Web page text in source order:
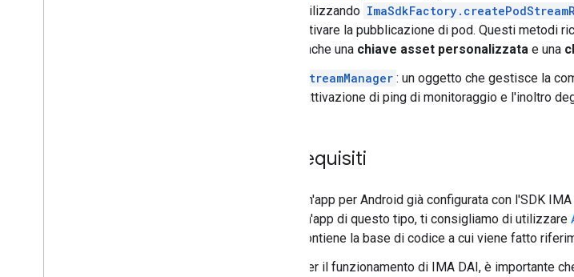
utilizzando
attivare la pubblicazione di pod. Questi metodi
anche una chiave asset personalizzata e una
StreamManager : un oggetto che gestisce la
l'attivazione di ping di monitoraggio e l'inoltro
Prerequisiti
Un'app per Android già configurata con l'SDK
un'app di questo tipo, ti consigliamo di utilizzare
contiene la base di codice a cui viene fatto
Per il funzionamento di IMA DAI, è importante